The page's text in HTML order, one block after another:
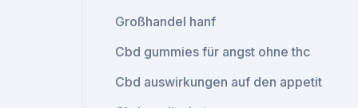
Großhandel hanf
Cbd gummies für angst ohne thc
Cbd auswirkungen auf den appetit